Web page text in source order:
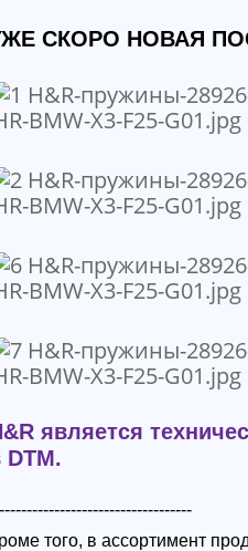
СКОРО НОВАЯ
является
DTM.
того, в ассортимент